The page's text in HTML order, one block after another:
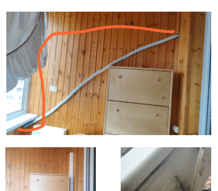
Обслуживание, чистка, ТО
Ремонт
Диагностика
Демонтаж
Монтаж в 2 этапа (трасса,
штробление)
Нестандартный монтаж